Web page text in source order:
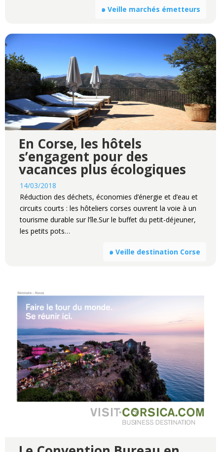
๑ Veille marchés émetteurs
En Corse, les hôtels
s’engagent pour des
vacances plus écologiques
14/03/2018
Réduction des déchets, économies d’énergie et d’eau et
circuits courts : les hôteliers corses ouvrent la voie à un
tourisme durable sur l’île.Sur le buffet du petit-déjeuner,
les petits pots…
๑ Veille destination Corse